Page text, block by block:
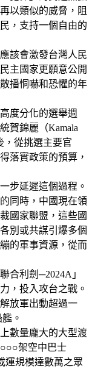
以類似的威脅，阻
，支持一個自由的
該會激發台灣人民
主國家更願意公開
播恫嚇和恐懼的年
度分化的選舉週
賀錦麗（Kamala
，從挑選主要官
落實政策的預算，
步延遲這個過程。
同時，中國現在領
國家聯盟，這些國
別或共謀引爆多個
的軍事資源，從而
合利劍─2024A」
，投入攻台之戰。
放軍出動超過一
。
數量龐大的大型渡
架空中巴士
運規模達數萬之眾